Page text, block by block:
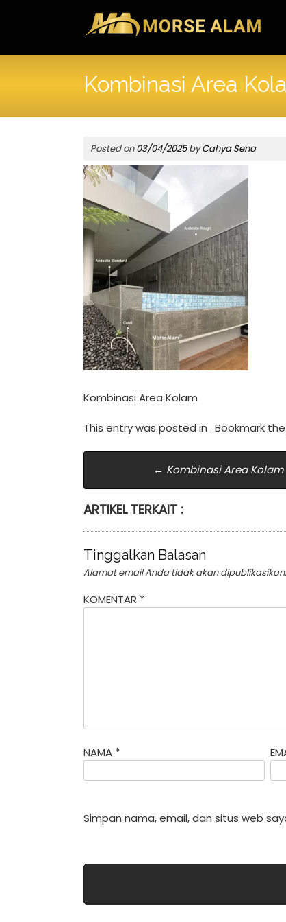
Kombinasi Area
Posted on03/04/2025byCahya Sena
Kombinasi Area Kolam
This entry was posted in . Bookmark the
Post
navigation
← Kombinasi Area Kolam
ARTIKEL TERKAIT :
Tinggalkan Balasan
Alamat email Anda tidak akan dipublikasikan.
KOMENTAR *
NAMA *
Simpan nama, email, dan situs web